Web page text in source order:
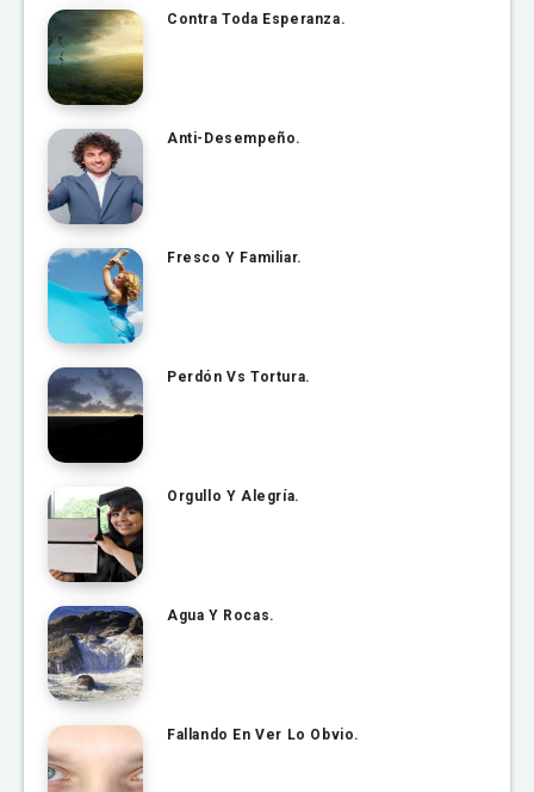
Contra Toda Esperanza.
Anti-Desempeño.
Fresco Y Familiar.
Perdón Vs Tortura.
Orgullo Y Alegría.
Agua Y Rocas.
Fallando En Ver Lo Obvio.